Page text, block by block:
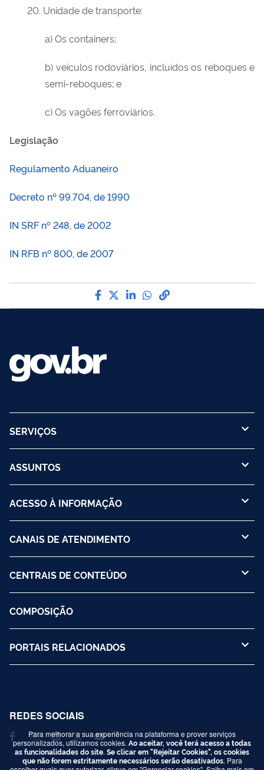
20. Unidade de transporte:
a) Os containers;
b) veículos rodoviários, incluídos os reboques e
semi-reboques; e
c) Os vagões ferroviários.
Legislação
Regulamento Aduaneiro
Decreto nº 99.704, de 1990
IN SRF nº 248, de 2002
IN RFB nº 800, de 2007
Compartilhe por Facebook
Compartilhe por Twitter
Compartilhe por LinkedIn
Compartilhe por
link para Copiar
SERVIÇOS
ASSUNTOS
ACESSO À INFORMAÇÃO
CANAIS DE ATENDIMENTO
CENTRAIS DE CONTEÚDO
COMPOSIÇÃO
PORTAIS RELACIONADOS
REDES SOCIAIS
Para melhorar a sua experiência na plataforma e prover serviços
personalizados, utilizamos cookies. Ao aceitar, você terá acesso a todas
as funcionalidades do site. Se clicar em "Rejeitar Cookies", os cookies
que não forem estritamente necessários serão desativados. Para